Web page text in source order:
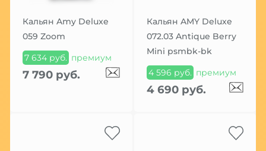
Кальян Amy Deluxe
059 Zoom
7 634 руб. премиум
7 790 руб.
Кальян AMY Deluxe
072.03 Antique Berry
Mini psmbk-bk
4 596 руб. премиум
4 690 руб.